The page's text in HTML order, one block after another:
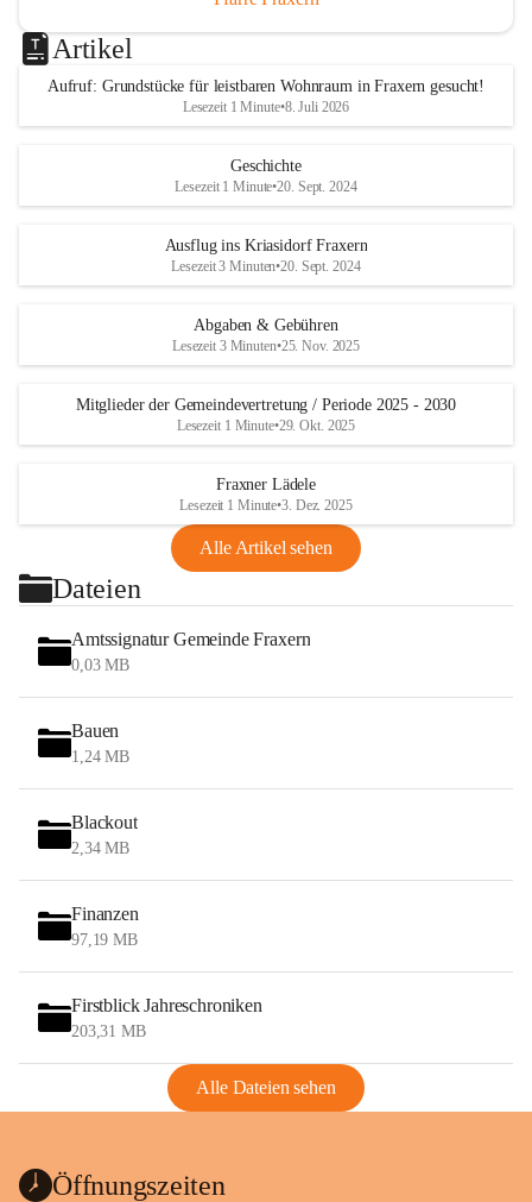
Artikel
Aufruf: Grundstücke für leistbaren Wohnraum in Fraxern gesucht!
Lesezeit 1 Minute•8. Juli 2026
Geschichte
Lesezeit 1 Minute•20. Sept. 2024
Ausflug ins Kriasidorf Fraxern
Lesezeit 3 Minuten•20. Sept. 2024
Abgaben & Gebühren
Lesezeit 3 Minuten•25. Nov. 2025
Mitglieder der Gemeindevertretung / Periode 2025 - 2030
Lesezeit 1 Minute•29. Okt. 2025
Fraxner Lädele
Lesezeit 1 Minute•3. Dez. 2025
Alle Artikel sehen
Dateien
Amtssignatur Gemeinde Fraxern
0,03 MB
Bauen
1,24 MB
Blackout
2,34 MB
Finanzen
97,19 MB
Firstblick Jahreschroniken
203,31 MB
Alle Dateien sehen
Öffnungszeiten